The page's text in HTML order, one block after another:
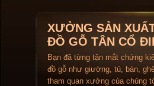
XƯỞNG SẢN
ĐỒ GỖ TÂN CỔ
Bạn đã từng tận mắt chứng
đồ gỗ như giường, tủ, bàn,
tham quan xưởng của chúng